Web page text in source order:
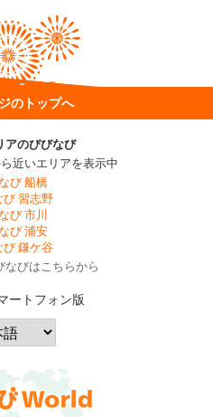
のトップへ
アのびびなび
近いエリアを表示中
び 船橋
び 習志野
び 市川
び 浦安
び 鎌ケ谷
なびはこちらから
ートフォン版